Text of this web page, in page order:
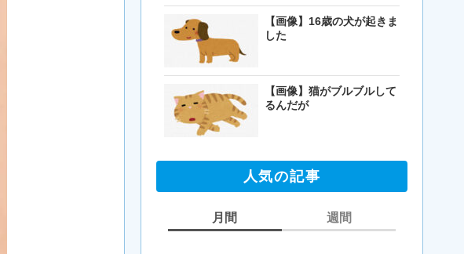
【画像】16歳の犬が起きま
した
【画像】猫がブルブルして
るんだが
人気の記事
月間 週間